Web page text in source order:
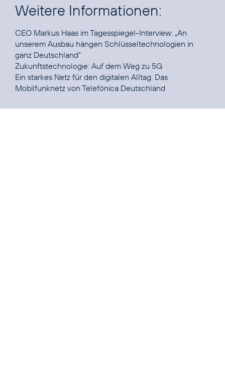
Weitere Informationen:
CEO Markus Haas im Tagesspiegel-Interview: „An
unserem Ausbau hängen Schlüsseltechnologien in
ganz Deutschland“
Zukunftstechnologie: Auf dem Weg zu 5G
Ein starkes Netz für den digitalen Alltag: Das
Mobilfunknetz von Telefónica Deutschland